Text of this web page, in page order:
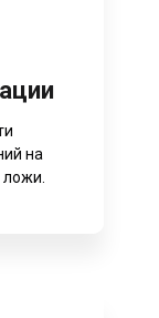
на
ложи.